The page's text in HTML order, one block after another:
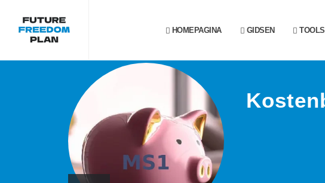
HOMEPAGINA GIDSEN TOOLS